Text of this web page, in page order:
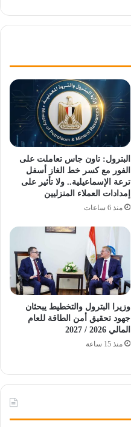
البترول: تاون جاس تعاملت على
الفور مع كسر خط الغاز أسفل
ترعة الإسماعيلية.. ولا تأثير على
إمدادات العملاء المنزليين
منذ 6 ساعات
وزيرا البترول والتخطيط يبحثان
جهود تحقيق أمن الطاقة للعام
المالي 2026 / 2027
منذ 15 ساعة